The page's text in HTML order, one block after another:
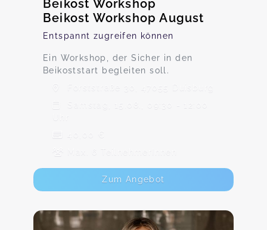
Beikost Workshop
Beikost Workshop August
Entspannt zugreifen können
Ein Workshop, der Sicher in den
Beikoststart begleiten soll.
Forststraße 30, 47055 Duisburg
Samstag, 15.08., 09:30 - 12:00
40,00 €
Max. 6 TeilnehmerInnen
Zum Angebot